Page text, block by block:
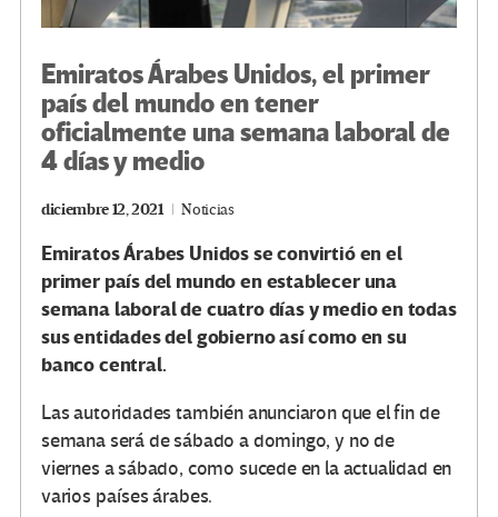
Emiratos Árabes Unidos, el primer
país del mundo en tener
oficialmente una semana laboral de
4 días y medio
diciembre 12, 2021 Noticias
Emiratos Árabes Unidos se convirtió en el
primer país del mundo en establecer una
semana laboral de cuatro días y medio en todas
sus entidades del gobierno así como en su
banco central.
Las autoridades también anunciaron que el fin de
semana será de sábado a domingo, y no de
viernes a sábado, como sucede en la actualidad en
varios países árabes.